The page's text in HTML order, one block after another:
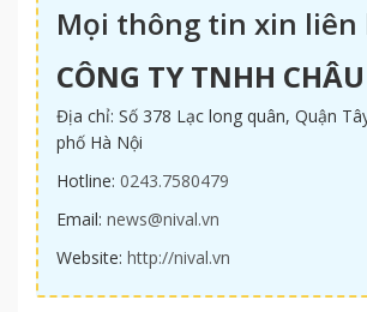
Mọi thông tin xin liên
CÔNG TY TNHH
Địa chỉ: Số 378 Lạc long quân, Quận
phố Hà Nội
Hotline: 0243.7580479
Email: news@nival.vn
Website: http://nival.vn